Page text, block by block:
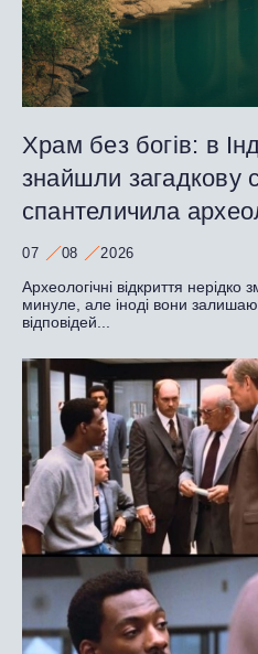
Храм без богів: в
знайшли загадкову
спантеличила
07 08 2026
Археологічні відкриття
минуле, але іноді вони
відповідей...